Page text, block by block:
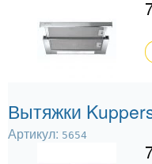
Вытяжки
Артикул: 5654